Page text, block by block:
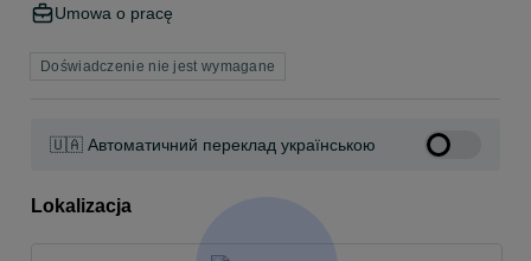
Umowa o pracę
Doświadczenie nie jest wymagane
🇺🇦 Автоматичний переклад українською
Lokalizacja